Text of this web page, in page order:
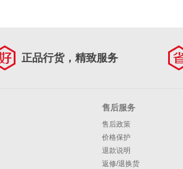
正品行货，精致服务
售后服务
售后政策
价格保护
退款说明
返修/退换货